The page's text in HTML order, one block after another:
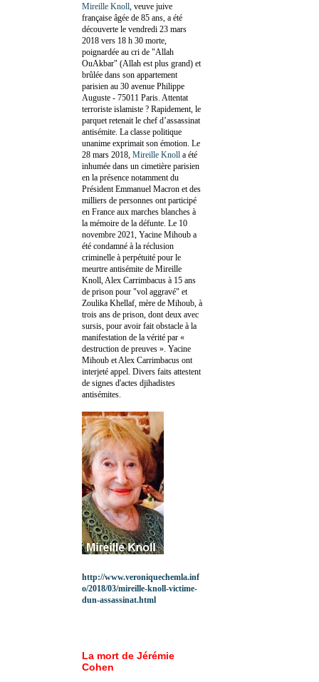
Mireille Knoll , veuve juive
française âgée de 85 ans, a été
découverte le vendredi 23 mars
2018 vers 18 h 30 morte,
poignardée au cri de "Allah
OuAkbar" (Allah est plus grand) et
brûlée dans son appartement
parisien au 30 avenue Philippe
Auguste - 75011 Paris. Attentat
terroriste islamiste ? Rapidement, le
parquet retenait le chef d’assassinat
antisémite. La classe politique
unanime exprimait son émotion. Le
28 mars 2018, Mireille Knoll a été
inhumée dans un cimetière parisien
en la présence notamment du
Président Emmanuel Macron et des
milliers de personnes ont participé
en France aux marches blanches à
la mémoire de la défunte. Le 10
novembre 2021, Yacine Mihoub a
été condamné à la réclusion
criminelle à perpétuité pour le
meurtre antisémite de Mireille
Knoll, Alex Carrimbacus à 15 ans
de prison pour "vol aggravé" et
Zoulika Khellaf, mère de Mihoub, à
trois ans de prison, dont deux avec
sursis, pour avoir fait obstacle à la
manifestation de la vérité par «
destruction de preuves ». Yacine
Mihoub et Alex Carrimbacus ont
interjeté appel. Divers faits attestent
de signes d'actes djihadistes
antisémites.
http://www.veroniquechemla.inf
o/2018/03/mireille-knoll-victime-
dun-assassinat.html
La mort de Jérémie
Cohen